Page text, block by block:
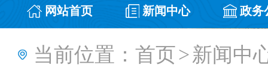
网站首页 新闻中心 政务
当前位置： 首页>新闻中